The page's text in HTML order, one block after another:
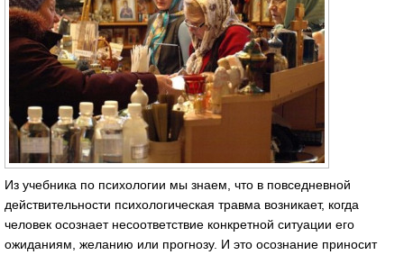
Из учебника по психологии мы знаем, что в повседневной
действительности психологическая травма возникает, когда
человек осознает несоответствие конкретной ситуации его
ожиданиям, желанию или прогнозу. И это осознание приносит